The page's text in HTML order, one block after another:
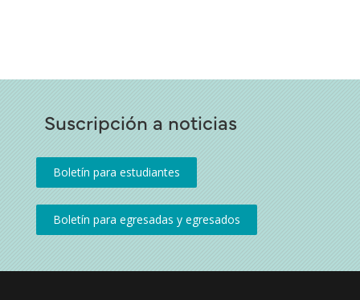
Suscripción a noticias